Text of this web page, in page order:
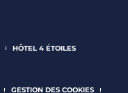
HÔTEL 4 ÉTOILES
GESTION DES COOKIES